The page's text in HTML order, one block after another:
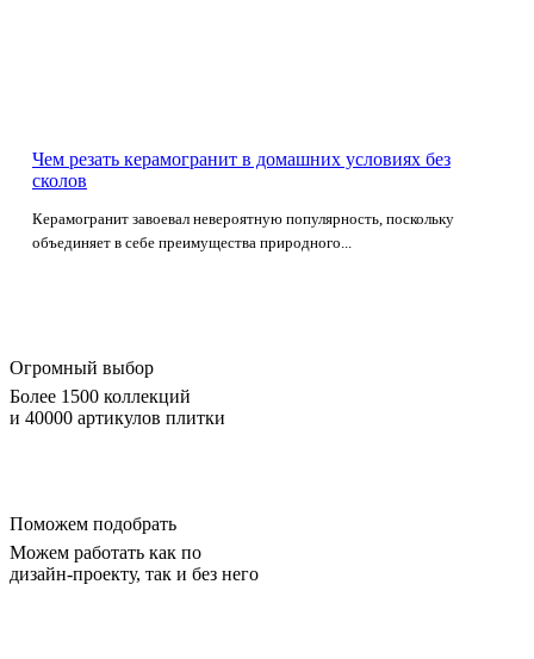
Чем резать керамогранит в домашних условиях без
сколов
Керамогранит завоевал невероятную популярность, поскольку
объединяет в себе преимущества природного...
Огромный выбор
Более 1500 коллекций
и 40000 артикулов плитки
Поможем подобрать
Можем работать как по
дизайн-проекту, так и без него